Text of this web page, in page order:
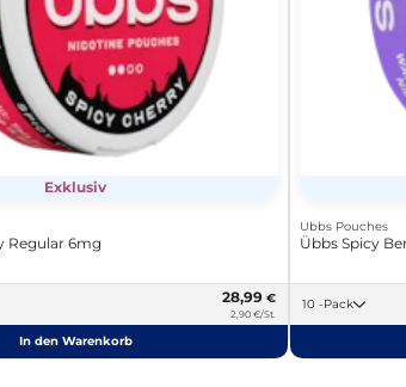
Exklusiv
Regular 6mg
28,99 €
2,90 €/St.
In den Warenkorb
Ubbs Pouches
Übbs Spicy
10 -Pack